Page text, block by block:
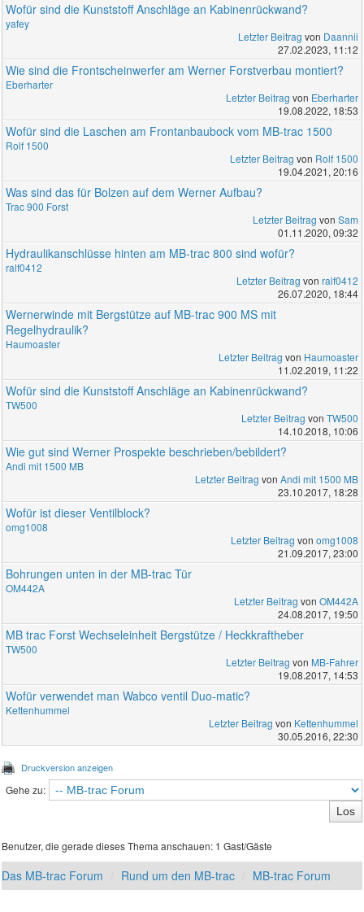
Wofür sind die Kunststoff Anschläge an Kabinenrückwand?
yafey
Letzter Beitrag von Daannii
27.02.2023, 11:12
Wie sind die Frontscheinwerfer am Werner Forstverbau montiert?
Eberharter
Letzter Beitrag von Eberharter
19.08.2022, 18:53
Wofür sind die Laschen am Frontanbaubock vom MB-trac 1500
Rolf 1500
Letzter Beitrag von Rolf 1500
19.04.2021, 20:16
Was sind das für Bolzen auf dem Werner Aufbau?
Trac 900 Forst
Letzter Beitrag von Sam
01.11.2020, 09:32
Hydraulikanschlüsse hinten am MB-trac 800 sind wofür?
ralf0412
Letzter Beitrag von ralf0412
26.07.2020, 18:44
Wernerwinde mit Bergstütze auf MB-trac 900 MS mit
Regelhydraulik?
Haumoaster
Letzter Beitrag von Haumoaster
11.02.2019, 11:22
Wofür sind die Kunststoff Anschläge an Kabinenrückwand?
TW500
Letzter Beitrag von TW500
14.10.2018, 10:06
Wie gut sind Werner Prospekte beschrieben/bebildert?
Andi mit 1500 MB
Letzter Beitrag von Andi mit 1500 MB
23.10.2017, 18:28
Wofür ist dieser Ventilblock?
omg1008
Letzter Beitrag von omg1008
21.09.2017, 23:00
Bohrungen unten in der MB-trac Tür
OM442A
Letzter Beitrag von OM442A
24.08.2017, 19:50
MB trac Forst Wechseleinheit Bergstütze / Heckkraftheber
TW500
Letzter Beitrag von MB-Fahrer
19.08.2017, 14:53
Wofür verwendet man Wabco ventil Duo-matic?
Kettenhummel
Letzter Beitrag von Kettenhummel
30.05.2016, 22:30
Druckversion anzeigen
Gehe zu:
Benutzer, die gerade dieses Thema anschauen: 1 Gast/Gäste
Das MB-trac Forum Rund um den MB-trac MB-trac Forum